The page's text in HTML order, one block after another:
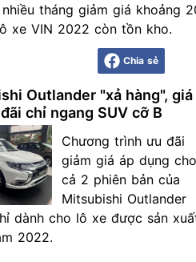
tháng giảm giá
xe VIN 2022 còn tồn kho.
Chia sẻ
Outlander "xả hàng", giá
chỉ ngang SUV cỡ B
Chương trình ưu đãi
giảm giá áp dụng cho
cả 2 phiên bản của
Mitsubishi Outlander
dành cho lô xe được sản
2022.